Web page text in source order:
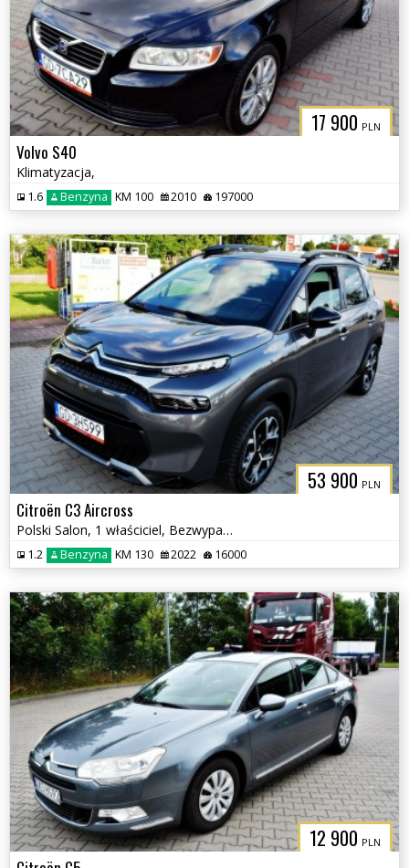
17 900 PLN
Volvo S40
Klimatyzacja,
1.6 Benzyna KM 100 2010 197000
53 900 PLN
Citroën C3 Aircross
Polski Salon, 1 właściciel, Bezwypadkowy
1.2 Benzyna KM 130 2022 16000
12 900 PLN